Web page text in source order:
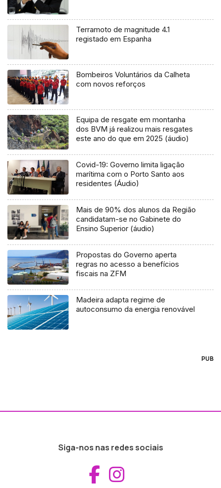
Terramoto de magnitude 4.1
registado em Espanha
Bombeiros Voluntários da Calheta
com novos reforços
Equipa de resgate em montanha
dos BVM já realizou mais resgates
este ano do que em 2025 (áudio)
Covid-19: Governo limita ligação
marítima com o Porto Santo aos
residentes (Áudio)
Mais de 90% dos alunos da Região
candidatam-se no Gabinete do
Ensino Superior (áudio)
Propostas do Governo aperta
regras no acesso a benefícios
fiscais na ZFM
Madeira adapta regime de
autoconsumo da energia renovável
PUB
Siga-nos nas redes sociais
Aceder ao